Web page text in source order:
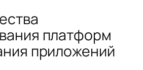
платформ
приложений